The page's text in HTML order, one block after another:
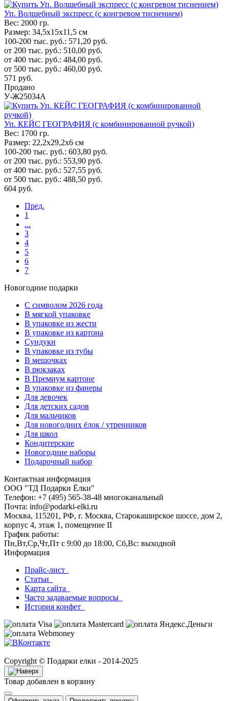
Уп. Волшебный экспресс (с конгревом тиснением)
Вес: 2000 гр.
Размер: 34,5х15х11,5 см
100-200 тыс. руб.: 571,20 руб.
от 200 тыс. руб.: 510,00 руб.
от 400 тыс. руб.: 484,00 руб.
от 500 тыс. руб.: 460,00 руб.
571 руб.
Продано
У-Ж25034А
Уп. КЕЙС ГЕОГРАФИЯ (с комбинированной ручкой)
Вес: 1700 гр.
Размер: 22,2х29,2х6 см
100-200 тыс. руб.: 603,80 руб.
от 200 тыс. руб.: 553,90 руб.
от 400 тыс. руб.: 527,55 руб.
от 500 тыс. руб.: 488,50 руб.
604 руб.
Пред.
1
...
3
4
5
6
7
Новогодние подарки
C символом 2026 года
В мягкой упаковке
В упаковке из жести
В упаковке из картона
Сундуки
В упаковке из тубы
В мешочках
В рюкзаках
В Премиум картоне
В упаковке из фанеры
Для девочек
Для детских садов
Для мальчиков
Для новогодних ёлок / утренников
Для школ
Кондитерские
Новогодние наборы
Подарочный набор
Контактная информация
ООО "ТД Подарки Ёлки"
Телефон: +7 (495) 565-38-48 многоканальный
Почта: info@podarki-elki.ru
Москва, 115201, РФ, г. Москва, Старокаширское шоссе, дом 2,
корпус 4, этаж 1, помещение II
График работы:
Пн,Вт,Ср,Чт,Пт с 9:00 до 18:00, Сб,Вс: выходной
Информация
Прайс-лист
Статьи
Карта сайта
Часто задаваемые вопросы
История конфет
Copyright © Подарки елки - 2014-2025
Товар добавлен в корзину